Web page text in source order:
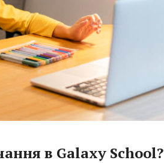
в Galaxy School?